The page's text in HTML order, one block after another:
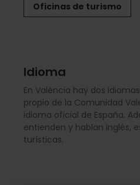
Oficinas de turismo
Idioma
En València hay dos
propio de la Comunidad
idioma oficial de España.
entienden y hablan inglés,
turísticas.